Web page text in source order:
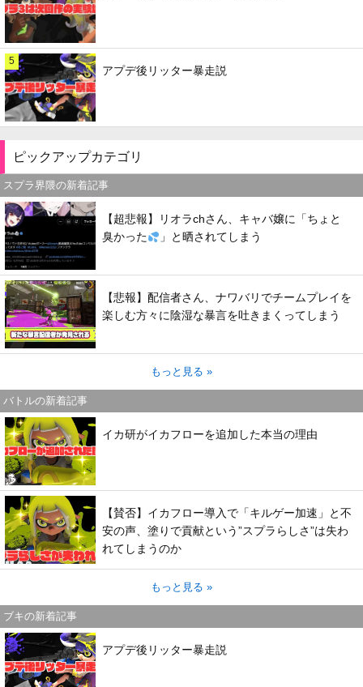
5
アプデ後リッター暴走説
ピックアップカテゴリ
スプラ界隈の新着記事
【超悲報】リオラchさん、キャバ嬢に「ちょと
臭かった
」と晒されてしまう
【悲報】配信者さん、ナワバリでチームプレイを
楽しむ方々に陰湿な暴言を吐きまくってしまう
もっと見る »
バトルの新着記事
イカ研がイカフローを追加した本当の理由
【賛否】イカフロー導入で「キルゲー加速」と不
安の声、塗りで貢献という”スプラらしさ”は失わ
れてしまうのか
もっと見る »
ブキの新着記事
アプデ後リッター暴走説